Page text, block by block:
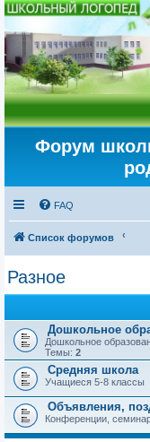
Форум
FAQ
Список форумов
Разное
Дошкольное
Дошкольное
Темы: 2
Средняя школа
Учащиеся 5-8 классы
Объявления,
Конференции,